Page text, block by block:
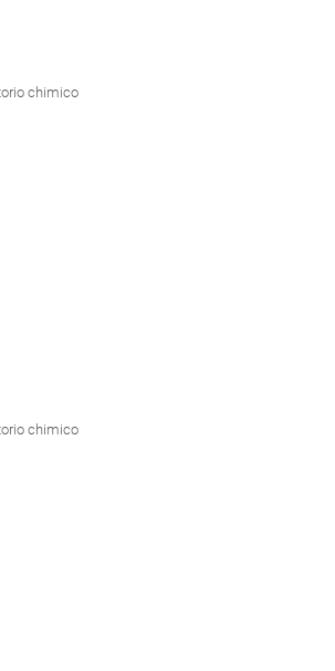
chimico
chimico